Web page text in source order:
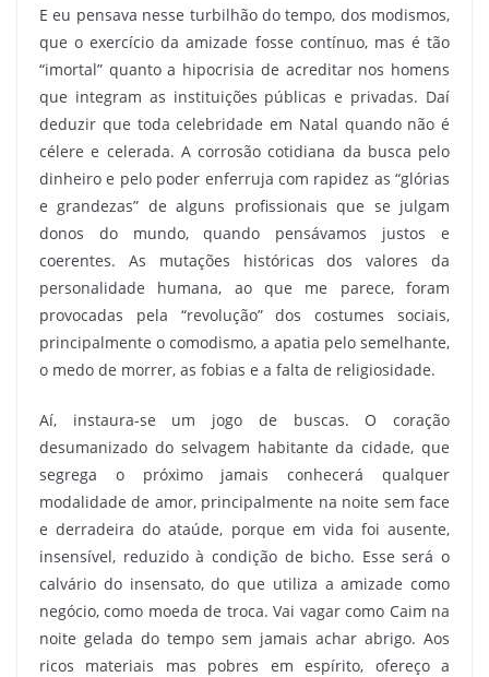
E eu pensava nesse turbilhão do tempo, dos modismos,
que o exercício da amizade fosse contínuo, mas é tão
“imortal” quanto a hipocrisia de acreditar nos homens
que integram as instituições públicas e privadas. Daí
deduzir que toda celebridade em Natal quando não é
célere e celerada. A corrosão cotidiana da busca pelo
dinheiro e pelo poder enferruja com rapidez as “glórias
e grandezas” de alguns profissionais que se julgam
donos do mundo, quando pensávamos justos e
coerentes. As mutações históricas dos valores da
personalidade humana, ao que me parece, foram
provocadas pela “revolução” dos costumes sociais,
principalmente o comodismo, a apatia pelo semelhante,
o medo de morrer, as fobias e a falta de religiosidade.
Aí, instaura-se um jogo de buscas. O coração
desumanizado do selvagem habitante da cidade, que
segrega o próximo jamais conhecerá qualquer
modalidade de amor, principalmente na noite sem face
e derradeira do ataúde, porque em vida foi ausente,
insensível, reduzido à condição de bicho. Esse será o
calvário do insensato, do que utiliza a amizade como
negócio, como moeda de troca. Vai vagar como Caim na
noite gelada do tempo sem jamais achar abrigo. Aos
ricos materiais mas pobres em espírito, ofereço a